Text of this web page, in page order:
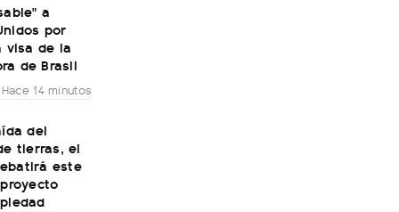
a
por
visa de la
de Brasil
Hace 14 minutos
del
tierras, el
este